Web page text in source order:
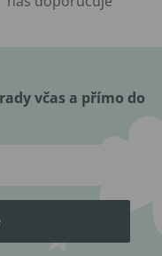
včas a přímo do